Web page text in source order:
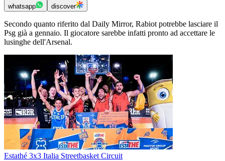
whatsapp discover
Secondo quanto riferito dal Daily Mirror, Rabiot potrebbe lasciare il
Psg già a gennaio. Il giocatore sarebbe infatti pronto ad accettare le
lusinghe dell'Arsenal.
Estathé 3x3 Italia Streetbasket Circuit